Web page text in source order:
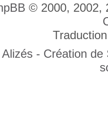
© 2000, 2002,
Alizés - Création